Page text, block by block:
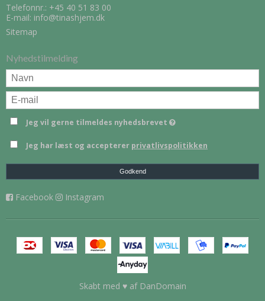
Telefonnr.: +45 40 51 83 00
E-mail: info@tinashjem.dk
Sitemap
Nyhedstilmelding
Jeg vil gerne tilmeldes nyhedsbrevet
Jeg har læst og accepterer privatlivspolitikken
Godkend
Facebook Instagram
Skabt med ♥ af DanDomain